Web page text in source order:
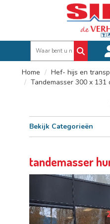
Home Hef- hijs en
Tandemasser 300 x 131
Bekijk Categorieën
tandemasser